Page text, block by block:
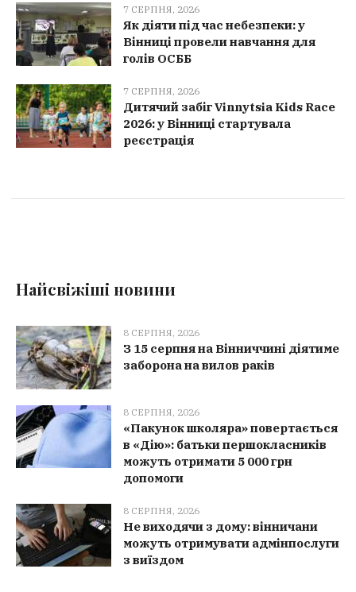
7 СЕРПНЯ, 2026
Як діяти під час небезпеки: у
Вінниці провели навчання для
голів ОСББ
7 СЕРПНЯ, 2026
Дитячий забіг Vinnytsia Kids Race
2026: у Вінниці стартувала
реєстрація
Найсвіжіші новини
8 СЕРПНЯ, 2026
З 15 серпня на Вінниччині діятиме
заборона на вилов раків
8 СЕРПНЯ, 2026
«Пакунок школяра» повертається
в «Дію»: батьки першокласників
можуть отримати 5 000 грн
допомоги
8 СЕРПНЯ, 2026
Не виходячи з дому: вінничани
можуть отримувати адмінпослуги
з виїздом